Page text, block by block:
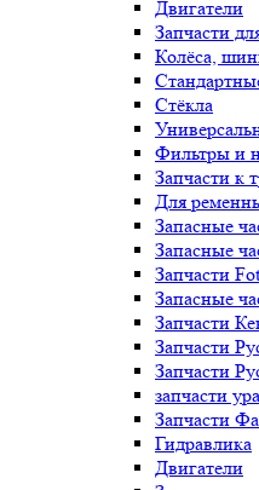
Двигатели
Запчасти
Колёса,
Стёкла
Фильтры и
Запчасти к
Для
Запасные
Запасные
Запчасти
Запасные
Запчасти
Запчасти
Запчасти
запчасти
Запчасти
Гидравлика
Двигатели